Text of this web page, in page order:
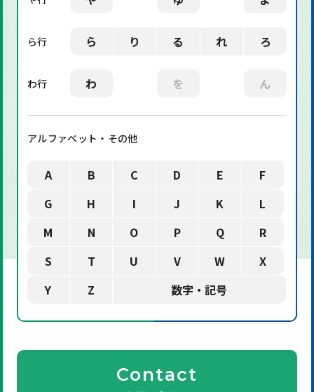
ら行 ら り る れ ろ
わ行 わ を ん
アルファベット・その他
A B C D E
F
G
H I J K
L
M
N O P Q
R
S
T U V W
X
Y
Z 数字・記号
Contact